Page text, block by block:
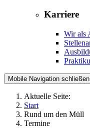
Karriere
Wir als
Mobile Navigation schließen
Aktuelle Seite:
Start
Rund um den Müll
Termine